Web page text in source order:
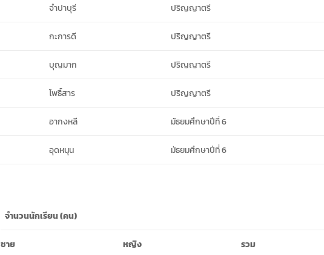
จำปาบุรี ปริญญาตรี
กะการดี ปริญญาตรี
บุญมาก ปริญญาตรี
โพธิ์สาร ปริญญาตรี
อากงหลี มัธยมศึกษาปีที่ 6
อุดหนุน มัธยมศึกษาปีที่ 6
จำนวนนักเรียน (คน)
ชาย หญิง รวม